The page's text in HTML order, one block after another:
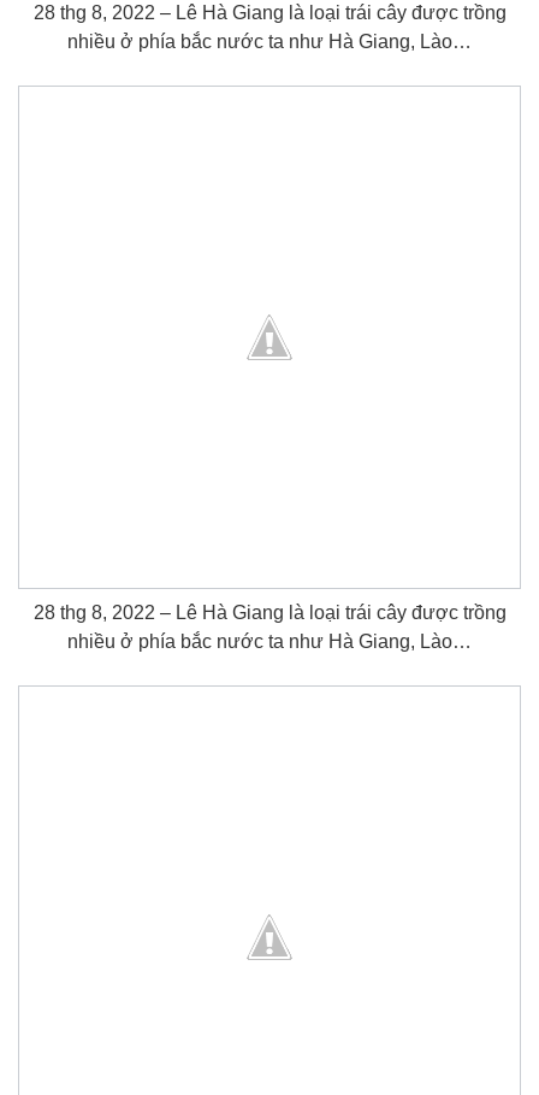
28 thg 8, 2022 – Lê Hà Giang là loại trái cây được trồng
nhiều ở phía bắc nước ta như Hà Giang, Lào…
28 thg 8, 2022 – Lê Hà Giang là loại trái cây được trồng
nhiều ở phía bắc nước ta như Hà Giang, Lào…